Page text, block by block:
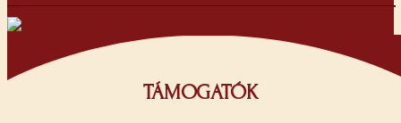
TÁMOGATÓK